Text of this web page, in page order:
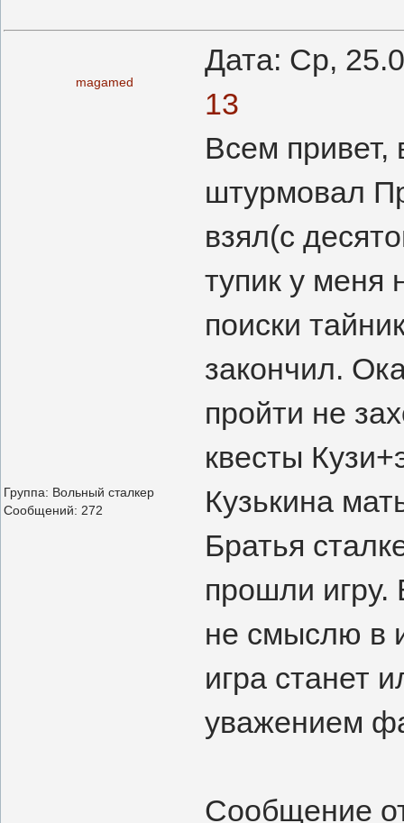
magamed
Дата: Ср,
13
Группа: Вольный сталкер
Сообщений: 272
Всем
штурмовал
взял(с
тупик у меня
поиски
закончил.
пройти не
квесты
Кузькина
Братья
прошли игру.
не смыслю в
игра станет
уважением
Сообщение